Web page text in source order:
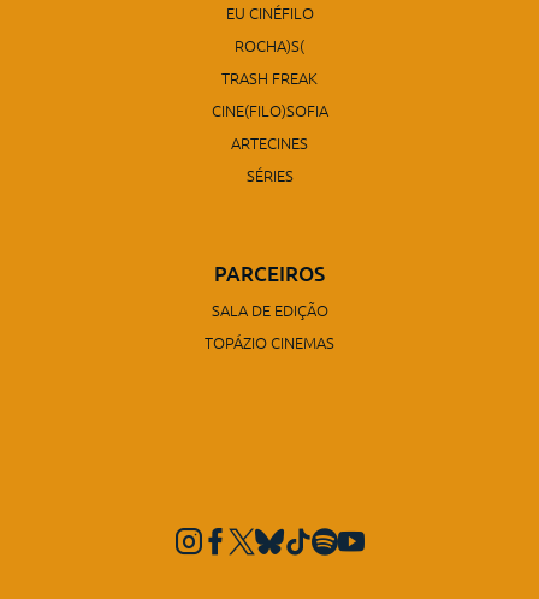
EU CINÉFILO
ROCHA)S(
TRASH FREAK
CINE(FILO)SOFIA
ARTECINES
SÉRIES
PARCEIROS
SALA DE EDIÇÃO
TOPÁZIO CINEMAS